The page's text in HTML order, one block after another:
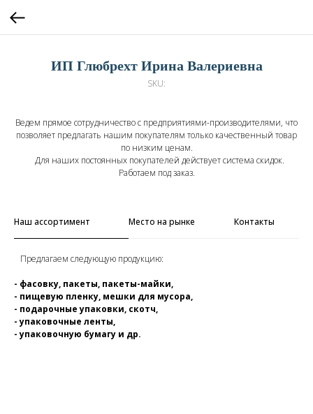
ИП Глюбрехт Ирина Валериевна
SKU:
Ведем прямое сотрудничество с предприятиями-производителями, что
позволяет предлагать нашим покупателям только качественный товар
по низким ценам.
Для наших постоянных покупателей действует система скидок.
Работаем под заказ.
Наш ассортимент Место на рынке Контакты
Предлагаем следующую продукцию:
- фасовку, пакеты, пакеты-майки,
- пищевую пленку, мешки для мусора,
- подарочные упаковки, скотч,
- упаковочные ленты,
- упаковочную бумагу и др.